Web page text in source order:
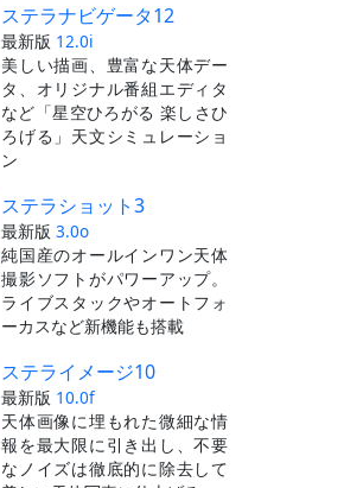
ステラナビゲータ12
最新版 12.0i
美しい描画、豊富な天体デー
タ、オリジナル番組エディタ
など「星空ひろがる 楽しさひ
ろげる」天文シミュレーショ
ン
ステラショット3
最新版 3.0o
純国産のオールインワン天体
撮影ソフトがパワーアップ。
ライブスタックやオートフォ
ーカスなど新機能も搭載
ステライメージ10
最新版 10.0f
天体画像に埋もれた微細な情
報を最大限に引き出し、不要
なノイズは徹底的に除去して